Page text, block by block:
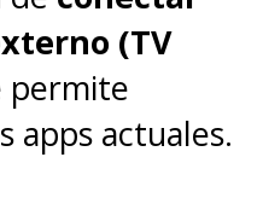
valor a la
(TV
permite
apps actuales.